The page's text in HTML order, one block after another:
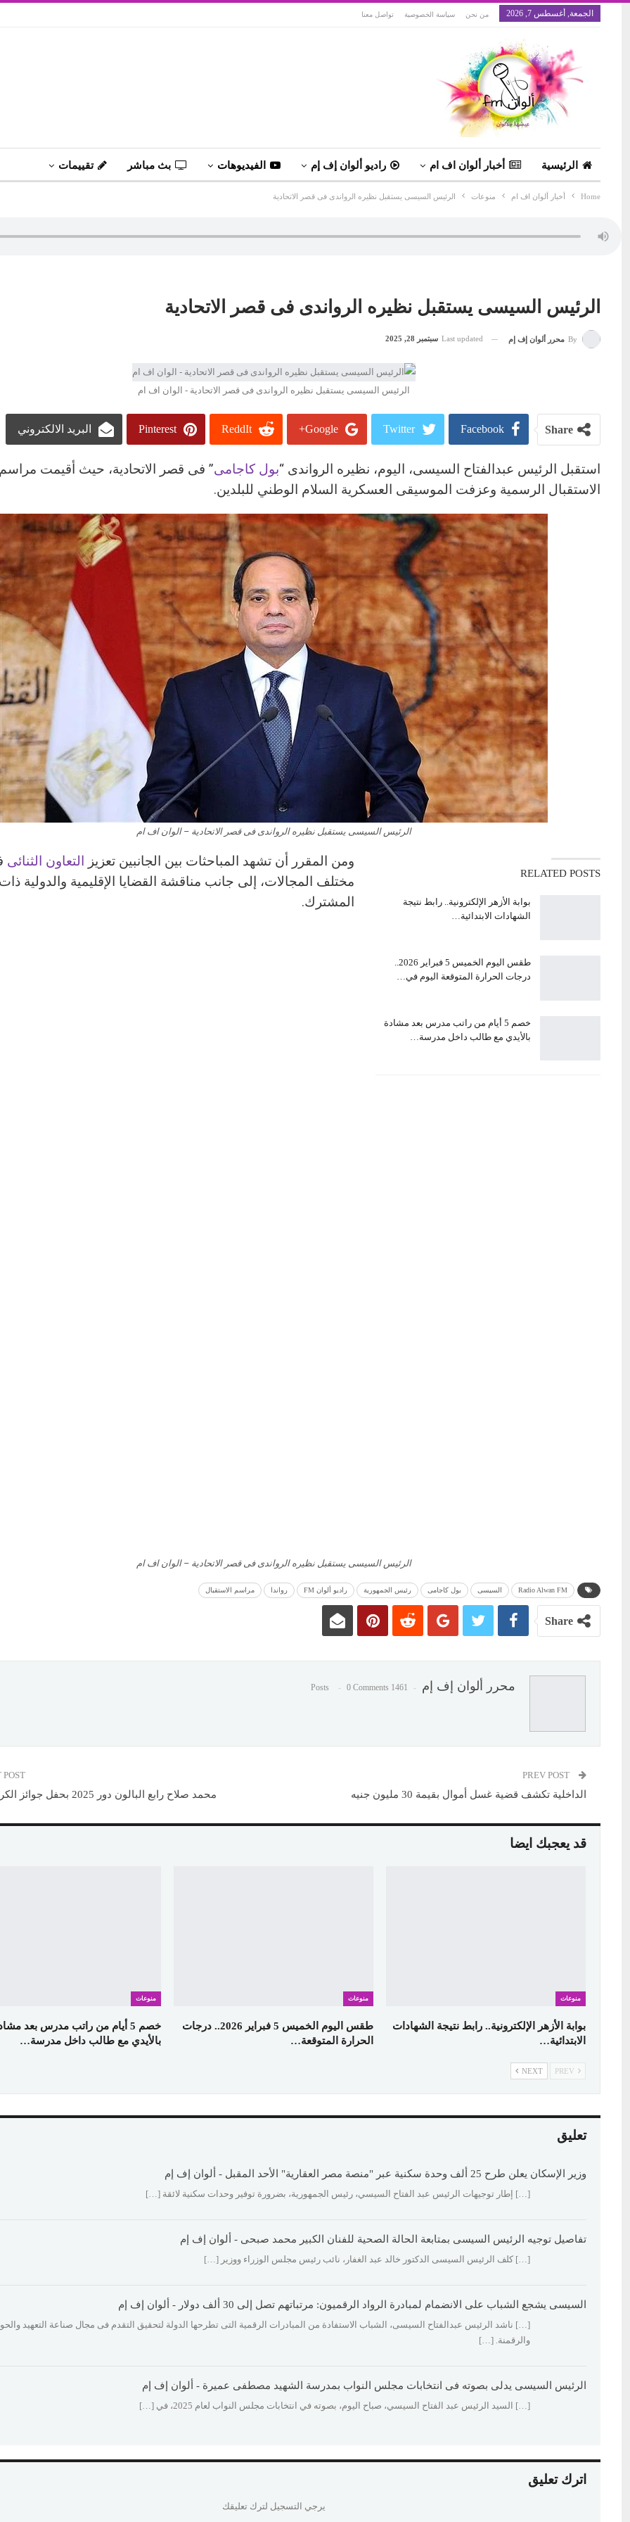
الجمعة, أغسطس 7, 2026 من نحن سياسة الخصوصية تواصل معنا
الرئيسية أخبار ألوان اف ام راديو ألوان إف إم الفيديوهات بث مباشر تقييمات
Home أخبار ألوان اف ام منوعات الرئيس السيسى يستقبل نظيره الرواندى فى قصر الاتحادية
الرئيس السيسى يستقبل نظيره الرواندى فى قصر الاتحادية
By محرر ألوان إف إم Last updated سبتمبر 28, 2025
الرئيس السيسى يستقبل نظيره الرواندى فى قصر الاتحادية - الوان اف ام
Share
Facebook
Twitter
Google+
ReddIt
Pinterest البريد الالكتروني
استقبل الرئيس عبدالفتاح السيسى، اليوم، نظيره الرواندى “بول كاجامى” فى قصر الاتحادية، حيث أقيمت مراسم
الاستقبال الرسمية وعزفت الموسيقى العسكرية السلام الوطني للبلدين.
الرئيس السيسى يستقبل نظيره الرواندى فى قصر الاتحادية – الوان اف ام
RELATED POSTS
بوابة الأزهر الإلكترونية.. رابط نتيجة
الشهادات الابتدائية…
طقس اليوم الخميس 5 فبراير 2026..
درجات الحرارة المتوقعة اليوم في…
خصم 5 أيام من راتب مدرس بعد مشادة
بالأيدي مع طالب داخل مدرسة…
ومن المقرر أن تشهد المباحثات بين الجانبين تعزيز التعاون الثنائى
مختلف المجالات، إلى جانب مناقشة القضايا الإقليمية والدولية ذات
المشترك.
الرئيس السيسى يستقبل نظيره الرواندى فى قصر الاتحادية – الوان اف ام
Radio Alwan FM السيسى بول كاجامى رئيس الجمهورية راديو ألوان FM رواندا مراسم الاستقبال
Share
محرر ألوان إف إم 1461 Posts
0 Comments
الداخلية تكشف قضية غسل أموال بقيمة 30 مليون جنيه
POST
محمد صلاح رابع البالون دور 2025 بحفل جوائز الكرة الذهبية
قد يعجبك ايضا
منوعات
بوابة الأزهر الإلكترونية.. رابط نتيجة الشهادات
الابتدائية…
منوعات
طقس اليوم الخميس 5 فبراير 2026.. درجات
الحرارة المتوقعة…
منوعات
خصم 5 أيام من راتب مدرس بعد
بالأيدي مع طالب داخل مدرسة…
NEXT
تعليق
وزير الإسكان يعلن طرح 25 ألف وحدة سكنية عبر "منصة مصر العقارية" الأحد المقبل - ألوان إف إم
[…] إطار توجيهات الرئيس عبد الفتاح السيسي، رئيس الجمهورية، بضرورة توفير وحدات سكنية لائقة […]
تفاصيل توجيه الرئيس السيسى بمتابعة الحالة الصحية للفنان الكبير محمد صبحى - ألوان إف إم
[…] كلف الرئيس السيسى الدكتور خالد عبد الغفار، نائب رئيس مجلس الوزراء ووزير […]
السيسى يشجع الشباب على الانضمام لمبادرة الرواد الرقميون: مرتباتهم تصل إلى 30 ألف دولار - ألوان إف إم
[…] ناشد الرئيس عبدالفتاح السيسى، الشباب الاستفادة من المبادرات الرقمية التى تطرحها الدولة لتحقيق التقدم فى مجال صناعة التعهيد
والرقمنة. […]
الرئيس السيسى يدلى بصوته فى انتخابات مجلس النواب بمدرسة الشهيد مصطفى عميرة - ألوان إف إم
[…] السيد الرئيس عبد الفتاح السيسي، صباح اليوم، بصوته في انتخابات مجلس النواب لعام 2025، في […]
اترك تعليق
يرجي التسجيل لترك تعليقك